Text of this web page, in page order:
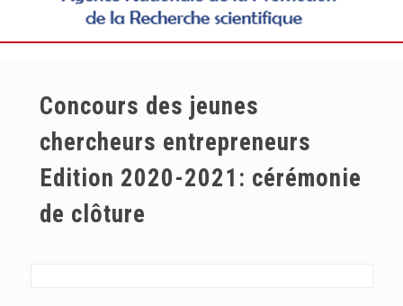
Concours des jeunes
chercheurs entrepreneurs
Edition 2020-2021: cérémonie
de clôture